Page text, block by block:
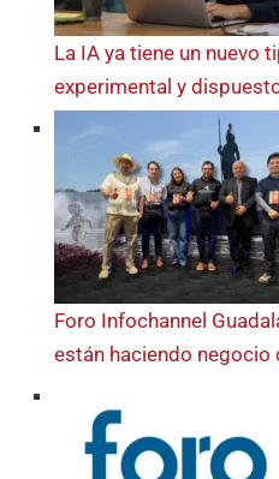
La IA ya tiene un nuevo
experimental y
Foro Infochannel
están haciendo negocio